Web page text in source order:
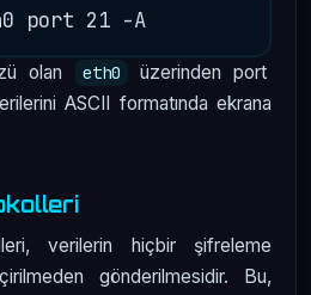
olan eth0
üzerinden port
ASCII formatında ekrana
verilerin hiçbir şifreleme
gönderilmesidir. Bu,